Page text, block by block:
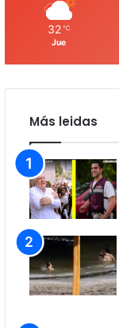
32 ℃
Jue
Más leidas